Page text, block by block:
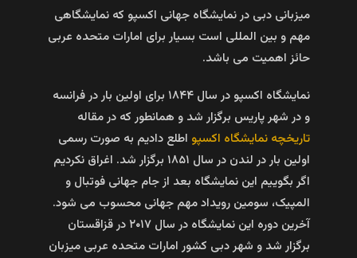
میزبانی دبی در نمایشگاه جهانی اکسپو که نمایشگاهی
مهم و بین المللی است بسیار برای امارات متحده عربی
حائز اهمیت می باشد.
نمایشگاه اکسپو در سال ۱۸۴۴ برای اولین بار در فرانسه
و در شهر پاریس برگزار شد و همانطور که در مقاله
تاریخچه نمایشگاه اکسپو اطلع دادیم به صورت رسمی
اولین بار در لندن در سال ۱۸۵۱ برگزار شد. اغراق نکردیم
اگر بگوییم این نمایشگاه بعد از جام جهانی فوتبال و
المپیک، سومین رویداد مهم جهانی محسوب می شود.
آخرین دوره این نمایشگاه در سال ۲۰۱۷ در قزاقستان
برگزار شد و شهر دبی کشور امارات متحده عربی میزبان